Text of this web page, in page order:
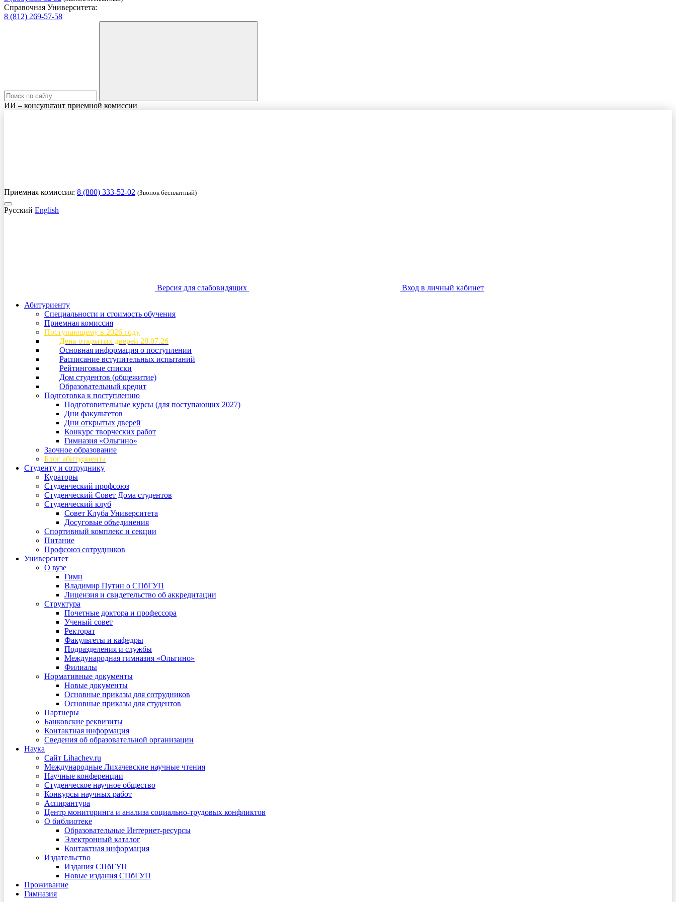
Справочная Университета:
8 (812) 269-57-58
ИИ – консультант приемной комиссии
Приемная комиссия: 8 (800) 333-52-02 (Звонок бесплатный)
Русский English
Версия для слабовидящих
Вход в личный кабинет
Абитуриенту
Специальности и стоимость обучения
Приемная комиссия
Поступающему в 2026 году
День открытых дверей 28.07.26
Основная информация о поступлении
Расписание вступительных испытаний
Рейтинговые списки
Дом студентов (общежитие)
Образовательный кредит
Подготовка к поступлению
Подготовительные курсы (для поступающих 2027)
Дни факультетов
Дни открытых дверей
Конкурс творческих работ
Гимназия «Ольгино»
Заочное образование
Блог абитуриента
Студенту и сотруднику
Кураторы
Студенческий профсоюз
Студенческий Совет Дома студентов
Студенческий клуб
Совет Клуба Университета
Досуговые объединения
Спортивный комплекс и секции
Питание
Профсоюз сотрудников
Университет
О вузе
Гимн
Владимир Путин о СПбГУП
Лицензия и свидетельство об аккредитации
Структура
Почетные доктора и профессора
Ученый совет
Ректорат
Факультеты и кафедры
Подразделения и службы
Международная гимназия «Ольгино»
Филиалы
Нормативные документы
Новые документы
Основные приказы для сотрудников
Основные приказы для студентов
Партнеры
Банковские реквизиты
Контактная информация
Сведения об образовательной организации
Наука
Сайт Lihachev.ru
Международные Лихачевские научные чтения
Научные конференции
Студенческое научное общество
Конкурсы научных работ
Аспирантура
Центр мониторинга и анализа социально-трудовых конфликтов
О библиотеке
Образовательные Интернет-ресурсы
Электронный каталог
Контактная информация
Издательство
Издания СПбГУП
Новые издания СПбГУП
Проживание
Гимназия